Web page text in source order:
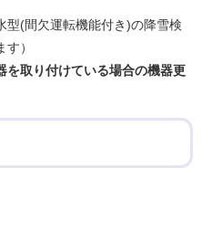
型(間欠運転機能付き)の降雪検
）
取り付けている場合の機器更